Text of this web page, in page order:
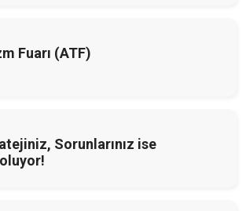
Fuarı (ATF)
Sorunlarınız ise